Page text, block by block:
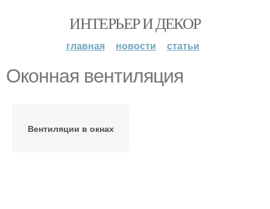
ИНТЕРЬЕР И ДЕКОР
главная новости статьи
Оконная вентиляция
Вентиляции в окнах